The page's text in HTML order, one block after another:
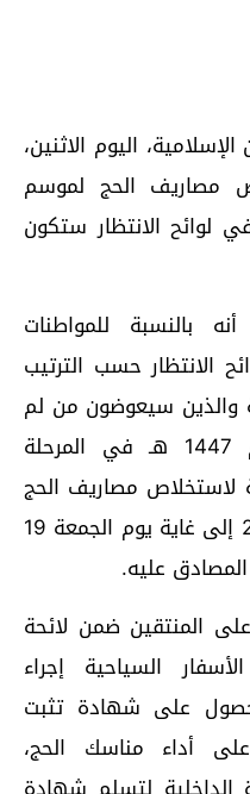
اليوم الاثنين،
مصاريف الحج لموسم
في لوائح الانتظار ستكون
بالنسبة للمواطنات
الانتظار حسب الترتيب
والذين سيعوضون من لم
يؤدوا مصاريف الحج لموسم 1447 هـ في المرحلة
لاستخلاص مصاريف الحج
من يوم الإثنين 15 شتنبر 2025 إلى غاية يوم الجمعة 19
المنتقين ضمن لائحة
السياحية إجراء
على شهادة تثبت
أداء مناسك الحج،